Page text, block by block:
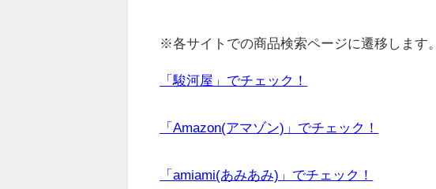
※各サイトでの商品検索ページに遷移します。
「駿河屋」でチェック！
「Amazon(アマゾン)」でチェック！
「amiami(あみあみ)」でチェック！